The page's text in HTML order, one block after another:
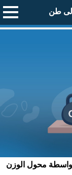
طن
محول الوزن